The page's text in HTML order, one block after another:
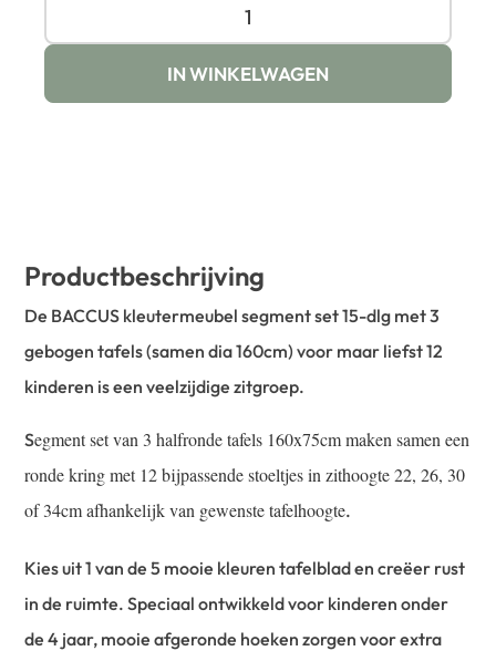
IN WINKELWAGEN
Productbeschrijving
De BACCUS kleutermeubel segment set 15-dlg met 3
gebogen tafels (samen dia 160cm) voor maar liefst 12
kinderen is een veelzijdige zitgroep.
Segment set van 3 halfronde tafels 160x75cm maken samen een
ronde kring met 12 bijpassende stoeltjes in zithoogte 22, 26, 30
of 34cm afhankelijk van gewenste tafelhoogte.
Kies uit 1 van de 5 mooie kleuren tafelblad en creëer rust
in de ruimte. Speciaal ontwikkeld voor kinderen onder
de 4 jaar, mooie afgeronde hoeken zorgen voor extra